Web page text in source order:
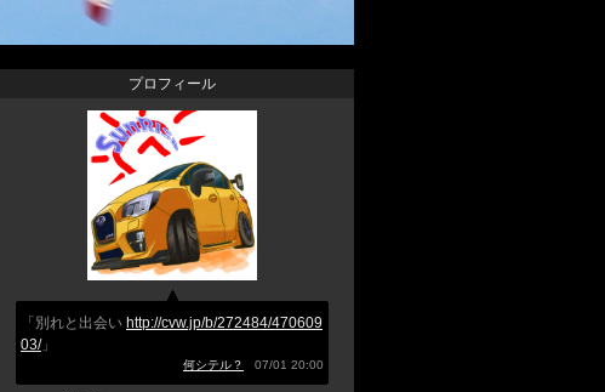
プロフィール
「別れと出会い http://cvw.jp/b/272484/470609
03/」
何シテル？ 07/01 20:00